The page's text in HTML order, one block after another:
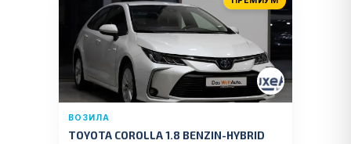
ВОЗИЛА
TOYOTA COROLLA 1.8 BENZIN-HYBRID